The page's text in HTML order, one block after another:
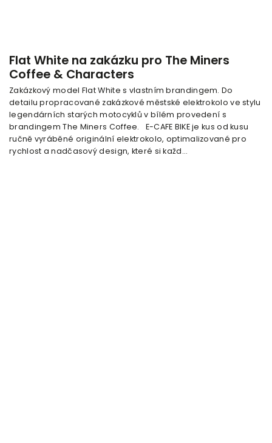
Flat White na zakázku pro The Miners
Coffee & Characters
Zakázkový model Flat White s vlastním brandingem. Do
detailu propracované zakázkové městské elektrokolo ve stylu
legendárních starých motocyklů v bílém provedení s
brandingem The Miners Coffee. E-CAFE BIKE je kus od kusu
ručně vyráběné originální elektrokolo, optimalizované pro
rychlost a nadčasový design, které si každ...